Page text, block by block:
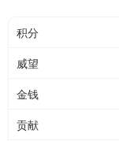
积分
威望
金钱
贡献